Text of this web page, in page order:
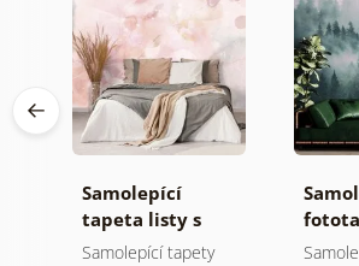
Samolepící
tapeta listy s
pastelovým
Samolepící tapety
mlze